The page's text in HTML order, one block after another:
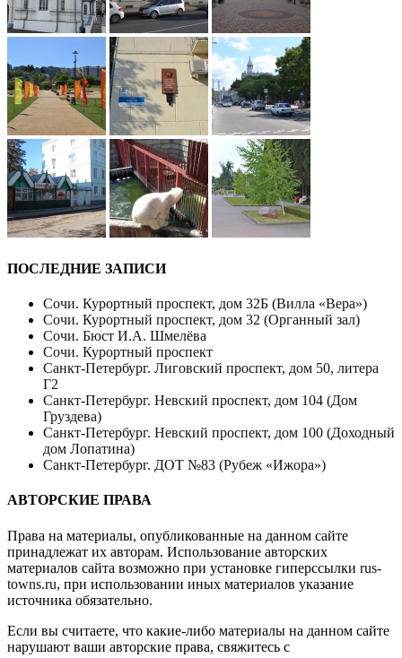
ПОСЛЕДНИЕ ЗАПИСИ
Сочи. Курортный проспект, дом 32Б (Вилла «Вера»)
Сочи. Курортный проспект, дом 32 (Органный зал)
Сочи. Бюст И.А. Шмелёва
Сочи. Курортный проспект
Санкт-Петербург. Лиговский проспект, дом 50, литера
Г2
Санкт-Петербург. Невский проспект, дом 104 (Дом
Груздева)
Санкт-Петербург. Невский проспект, дом 100 (Доходный
дом Лопатина)
Санкт-Петербург. ДОТ №83 (Рубеж «Ижора»)
АВТОРСКИЕ ПРАВА
Права на материалы, опубликованные на данном сайте
принадлежат их авторам. Использование авторских
материалов сайта возможно при установке гиперссылки rus-
towns.ru, при использовании иных материалов указание
источника обязательно.
Если вы считаете, что какие-либо материалы на данном сайте
нарушают ваши авторские права, свяжитесь с